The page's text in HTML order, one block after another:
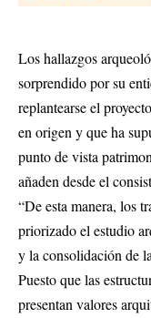
Los hallazgos
sorprendido por su
replantearse el
en origen y que ha
punto de vista
añaden desde el
“De esta manera, los
priorizado el estudio
y la consolidación de
Puesto que las
presentan valores